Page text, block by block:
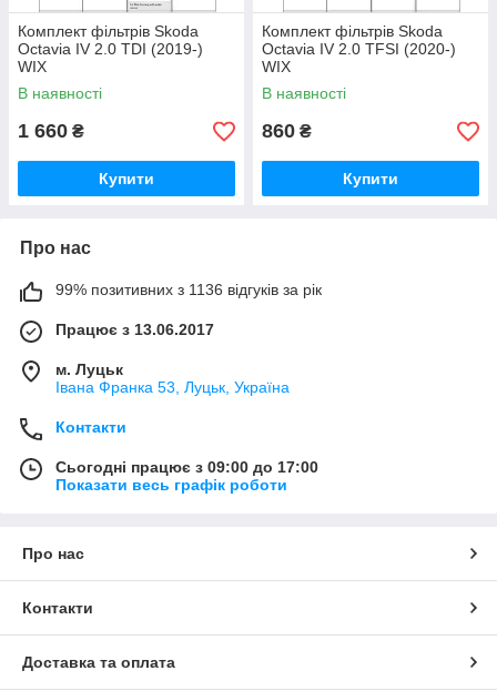
Комплект фільтрів Skoda
Octavia IV 2.0 TDI (2019-)
WIX
В наявності
1 660 ₴
Купити
Комплект фільтрів Skoda
Octavia IV 2.0 TFSI (2020-)
WIX
В наявності
860 ₴
Купити
Про нас
99% позитивних з 1136 відгуків за рік
Працює з 13.06.2017
м. Луцьк
Івана Франка 53, Луцьк, Україна
Контакти
Сьогодні працює з 09:00 до 17:00
Показати весь графік роботи
Про нас
Контакти
Доставка та оплата